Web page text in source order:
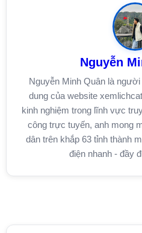
Nguyễn
Nguyễn Minh Quân là
dung của website
kinh nghiệm trong lĩnh vực
công trực tuyến, anh mong
dân trên khắp 63 tỉnh thành
điện nhanh - đầy